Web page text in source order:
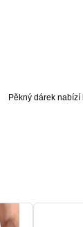
Pěkný dárek nabízí